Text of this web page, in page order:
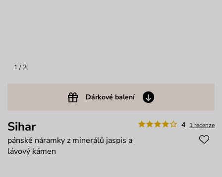
1 / 2
Dárkové balení
4 1 recenze
Sihar
pánské náramky z minerálů jaspis a
lávový kámen